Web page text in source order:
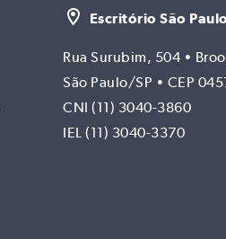
Escritório São Paulo
Rua Surubim, 504 •
São Paulo/SP • CEP
CNI (11) 3040-3860
IEL (11) 3040-3370